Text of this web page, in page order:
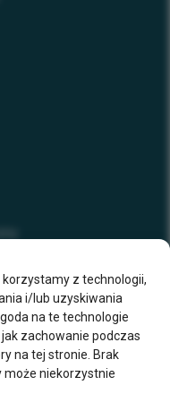
z technologii,
i/lub uzyskiwania
na te technologie
zachowanie podczas
na tej stronie. Brak
może niekorzystnie